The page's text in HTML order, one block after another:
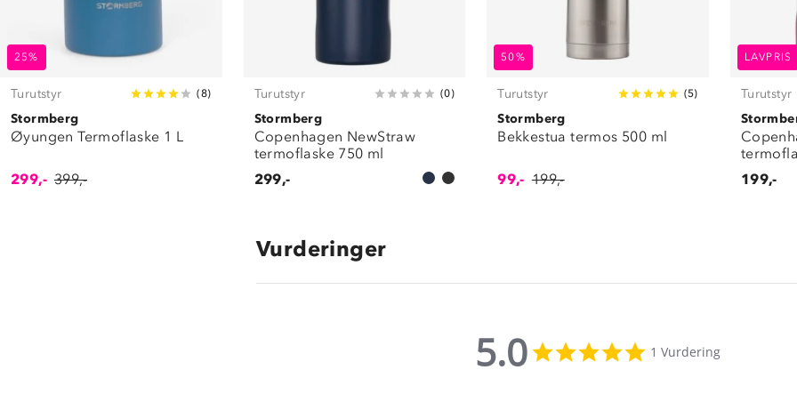
25%
Turutstyr (8)
Stormberg
Øyungen Termoflaske 1 L
299,- 399,-
Turutstyr (0)
Stormberg
Copenhagen NewStraw
termoflaske 750 ml
299,-
50%
Turutstyr (5)
Stormberg
Bekkestua termos 500 ml
99,- 199,-
LAVPRIS
Turutstyr
199,-
Vurderinger
5.0
star
1 Vurdering